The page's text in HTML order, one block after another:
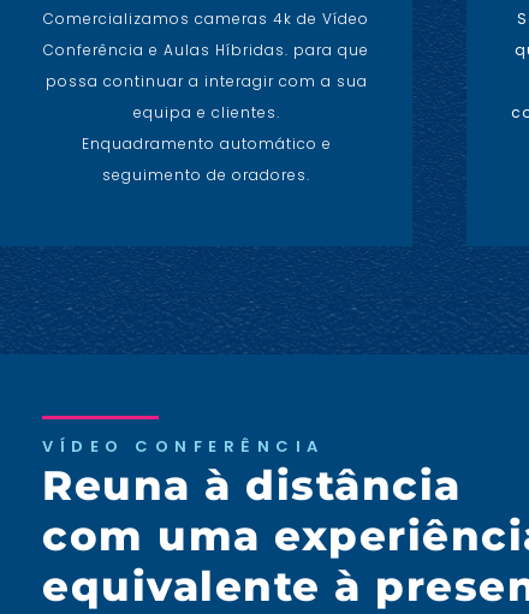
Comercializamos cameras 4k de Vídeo
Conferência e Aulas Híbridas. para que
possa continuar a interagir com a sua
equipa e clientes.
Enquadramento automático e
seguimento de oradores.
VÍDEO CONFERÊNCIA
Reuna à distância
com uma
equivalente à